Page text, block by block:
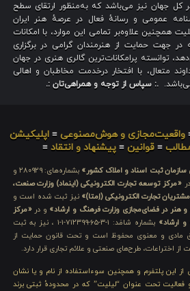
کل جهان نیز می‌باشد که به‌منظور ارتقای سطح
عمومی و رسانهٔ فعال در عرصهٔ هنر ایران
همچنین علاوه‌بر تمامی این موارد، با امکانات
در جهت حمایت از هنرمندان گرامی در برگزاری
توانسته پرامکانات‌ترین گالری هنری در جهان
متعال، با افتخار درخدمت مخاطبان و اهالی
.: سپاس از توجه و همراهی‌تان :.
واقعیت‌مجازی و هوش‌مصنوعی ≡ اپلیکیشن
≡قوانین ≡پیشنهاد و انتقاد ≡
ثبت اسناد و املاک کشور»
بشماره‌های: ۲۸۰۹۲۹ و
«مرکز توسعه تجارت الکترونیکی (اینماد) وزارت صنعت،
تجارت الکترونیکی (اِمتا)» نیز ثبت شده است و
هنر در فضای‌مجازی وزارت فرهنگ و ارشاد» و در«مرکز
ارشاد»
بشماره شامَد: ۱-۳-۶۵-۷۱۲۳۹۹-۱-۱ ، نیز به ثبت
مادی و معنوی محفوظ است و تحت قانون حمایت از
اختراعات، طرح‌های صنعتی و علائم تجاری قرار دارد.
از این پلتفرم و همچنین سوءاستفاده از نام و یا نشان
فعالیت تحت عنوان “لیلیت” که در محدودهٔ ثبتی برند